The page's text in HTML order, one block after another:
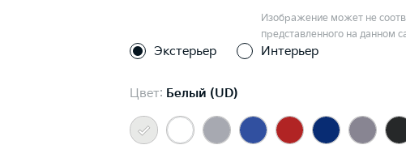
Изображение может не
представленного на данном
Экстерьер Интерьер
Цвет: Белый (UD)